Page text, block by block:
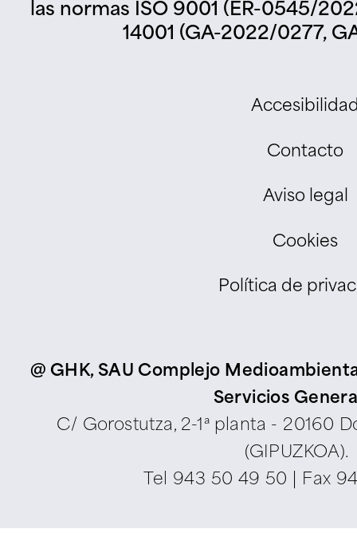
las normas ISO 9001 (ER-0545/
14001 (GA-2022/0277,
Contacto
Aviso legal
Cookies
Política de
@ GHK, SAU Complejo
Servicios
C/ Gorostutza, 2-1ª planta - 20160
(GIPUZKOA).
Tel 943 50 49 50 | Fax